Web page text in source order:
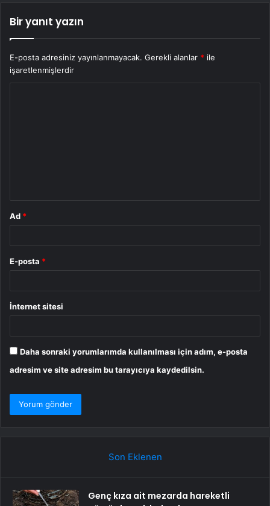
Bir yanıt yazın
E-posta adresiniz yayınlanmayacak. Gerekli alanlar * ile
işaretlenmişlerdir
Ad *
E-posta *
İnternet sitesi
Daha sonraki yorumlarımda kullanılması için adım, e-posta
adresim ve site adresim bu tarayıcıya kaydedilsin.
Son Eklenen
Genç kıza ait mezarda hareketli